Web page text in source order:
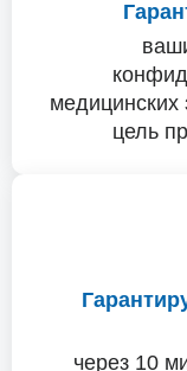
медицинских
цель
через 10